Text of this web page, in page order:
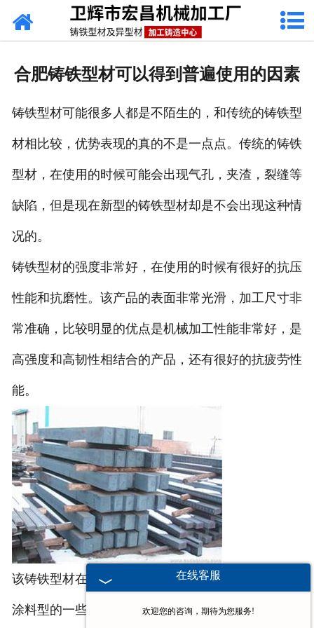
网站首页
生产设备
合肥铸铁型材可以得到普遍使用的因素
铸铁型材可能很多人都是不陌生的，和传统的铸铁型
材相比较，优势表现的真的不是一点点。传统的铸铁
型材，在使用的时候可能会出现气孔，夹渣，裂缝等
缺陷，但是现在新型的铸铁型材却是不会出现这种情
况的。
铸铁型材的强度非常好，在使用的时候有很好的抗压
性能和抗磨性。该产品的表面非常光滑，加工尺寸非
常准确，比较明显的优点是机械加工性能非常好，是
高强度和高韧性相结合的产品，还有很好的抗疲劳性
能。
该铸铁型材在进行加工的时候，是不使用砂型或者是
涂料型的一些比较传统的造型材料，因此是不会出现
在线客服
欢迎您的咨询，期待为您服务!